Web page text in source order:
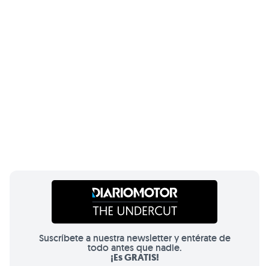
Suscríbete a nuestra newsletter y entérate de
todo antes que nadie.
¡Es GRATIS!